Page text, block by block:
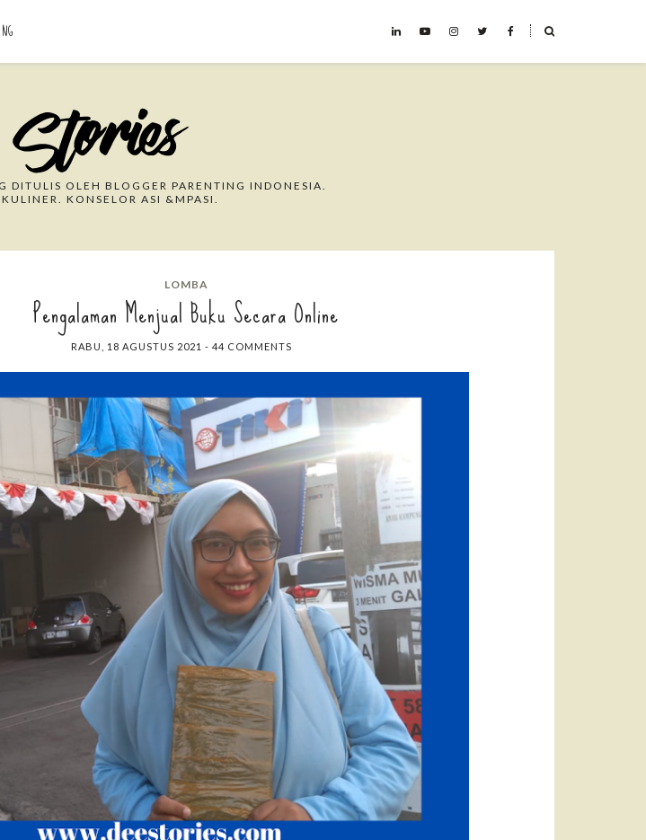
˟
This Blog
DITULIS OLEH BLOGGER PARENTING INDONESIA.
KONSELOR ASI &MPASI.
LOMBA
Pengalaman Menjual Buku Secara Online
RABU, 18 AGUSTUS 2021 - 44 COMMENTS